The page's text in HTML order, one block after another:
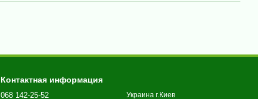
Контактная информация
068 142-25-52 Украина г.Киев